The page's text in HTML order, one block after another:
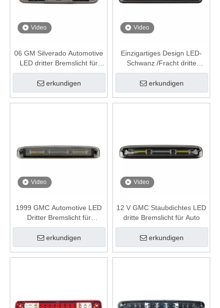
Video
06 GM Silverado Automotive
LED dritter Bremslicht für
Anhänger
erkundigen
Video
Einzigartiges Design LED-
Schwanz /Fracht dritte
Bremslicht für 1988-1998
Silverado & GMC C /K-Serie
erkundigen
Video
1999 GMC Automotive LED
Dritter Bremslicht für
Anhänger
erkundigen
Video
12 V GMC Staubdichtes LED
dritte Bremslicht für Auto
erkundigen